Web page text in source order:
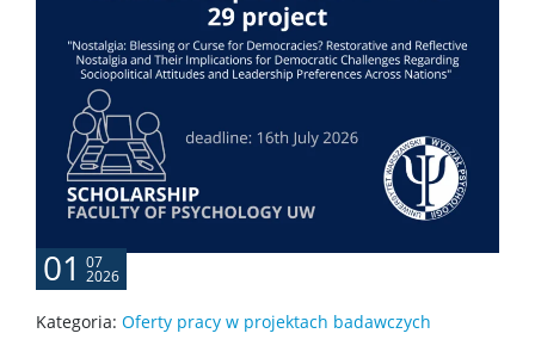
Informator studencki
Rejestracje na zajęcia
Specjalizacje
Nostryfikacja dyplomu
Harmonogram sesji egzaminacyjnych
01 07
2026
Kategoria: Oferty pracy w projektach badawczych